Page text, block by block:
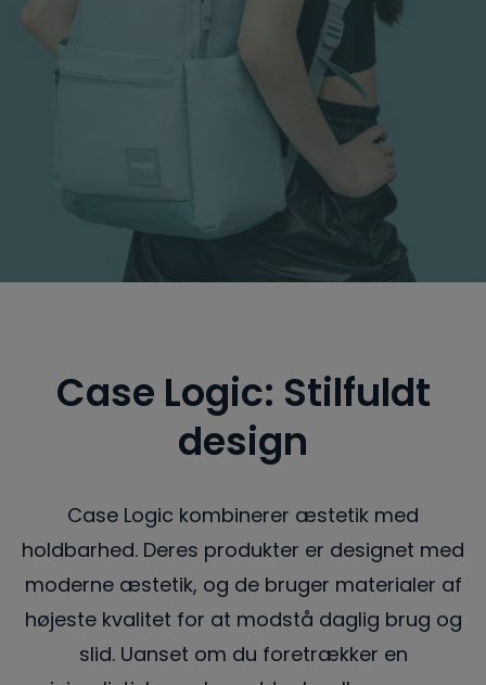
Case Logic: Stilfuldt
design
Case Logic kombinerer æstetik med
holdbarhed. Deres produkter er designet med
moderne æstetik, og de bruger materialer af
højeste kvalitet for at modstå daglig brug og
slid. Uanset om du foretrækker en